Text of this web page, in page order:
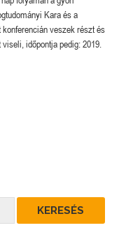
Kara és a
veszek részt és
időpontja pedig: 2019.